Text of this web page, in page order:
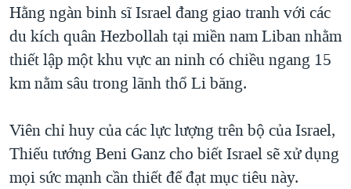
QUAN HỆ VIỆT MỸ
Hằng ngàn binh sĩ Israel đang giao tranh với các
du kích quân Hezbollah tại miền nam Liban nhằm
thiết lập một khu vực an ninh có chiều ngang 15
km nằm sâu trong lãnh thổ Li băng.
Viên chỉ huy của các lực lượng trên bộ của Israel,
Thiếu tướng Beni Ganz cho biết Israel sẽ xử dụng
mọi sức mạnh cần thiết để đạt mục tiêu này.